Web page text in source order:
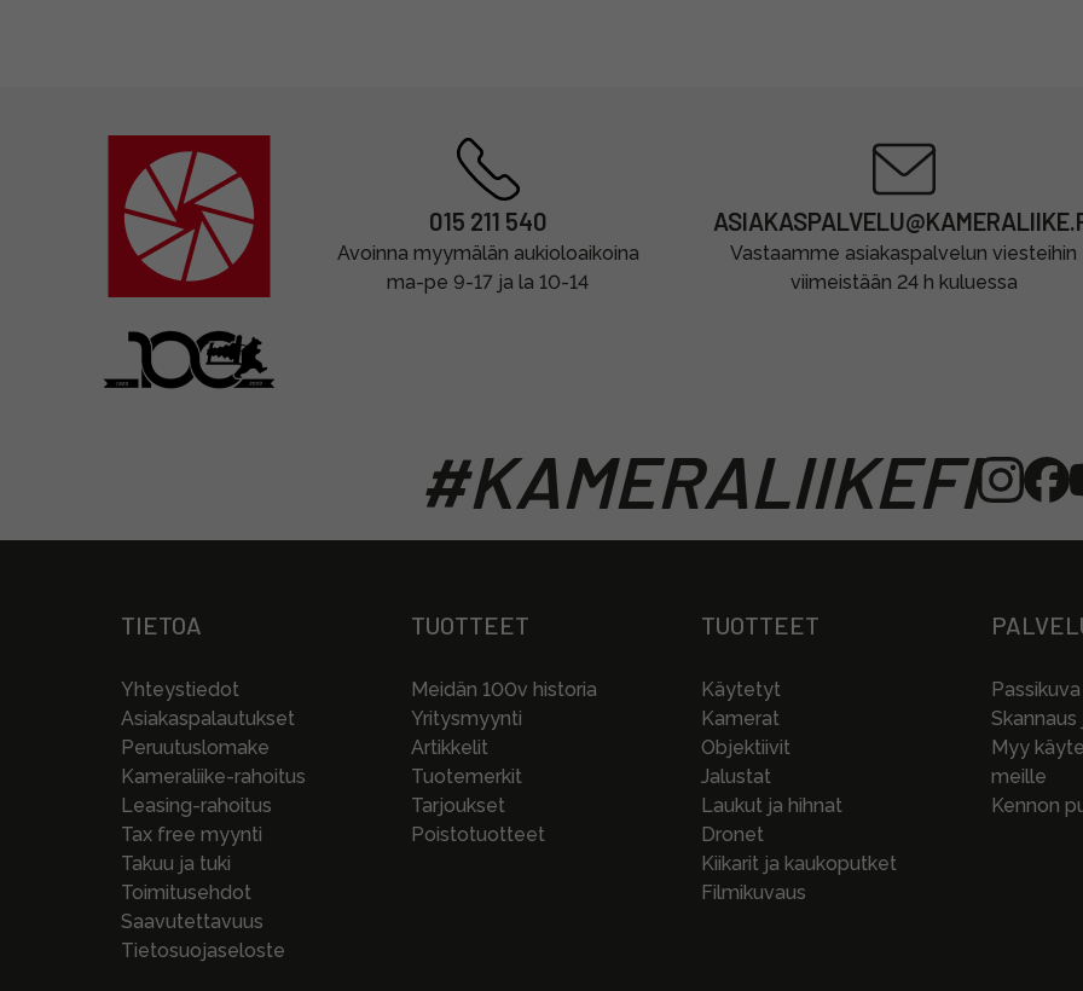
015 211 540
Avoinna myymälän aukioloaikoina
ma-pe 9-17 ja la 10-14
Vastaamme asiakaspalvelun viesteihin
viimeistään 24 h kuluessa
#KAMERALIIKEFI
TIETOA
Yhteystiedot
Asiakaspalautukset
Peruutuslomake
Kameraliike-rahoitus
Leasing-rahoitus
Tax free myynti
Takuu ja tuki
Toimitusehdot
Saavutettavuus
Tietosuojaseloste
TUOTTEET
Meidän 100v historia
Yritysmyynti
Artikkelit
Tuotemerkit
Tarjoukset
Poistotuotteet
TUOTTEET
Käytetyt
Kamerat
Objektiivit
Jalustat
Laukut ja hihnat
Dronet
Kiikarit ja kaukoputket
Filmikuvaus
Passikuva
Myy
meille
Kennon